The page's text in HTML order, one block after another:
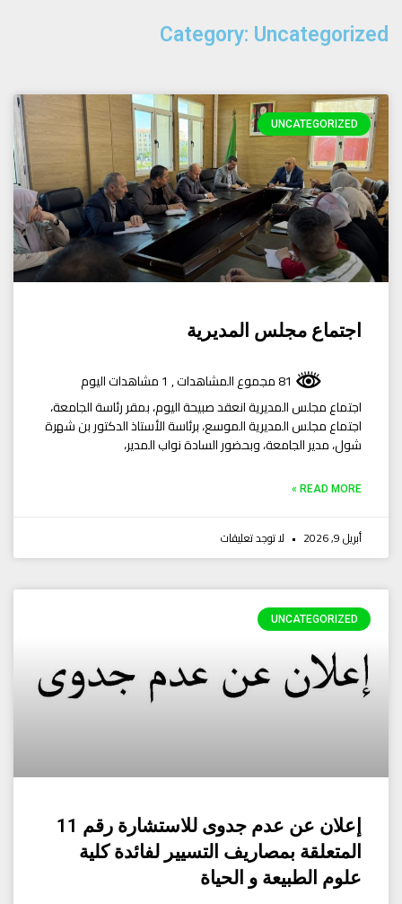
Category: Uncategorized
UNCATEGORIZED
اجتماع مجلس المديرية
, 1 مشاهدات اليوم
اجتماع مجلس المديرية انعقد صبيحة اليوم، بمقر رئاسة الجامعة،
اجتماع مجلس المديرية الموسع، برئاسة الأستاذ الدكتور بن شهرة
شول، مدير الجامعة، وبحضور السادة نواب المدير،
READ MORE »
أبريل 9, 2026 لا توجد تعليقات
UNCATEGORIZED
إعلان عن عدم جدوى للاستشارة رقم 11
المتعلقة بمصاريف التسيير لفائدة كلية
علوم الطبيعة و الحياة